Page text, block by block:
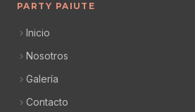
PARTY PAIUTE
Inicio
Nosotros
Galería
Contacto